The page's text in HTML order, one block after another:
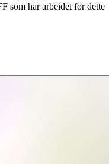
som har arbeidet for dette